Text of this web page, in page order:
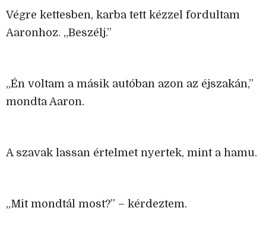
Végre kettesben, karba tett kézzel fordultam
Aaronhoz. „Beszélj.”
„Én voltam a másik autóban azon az éjszakán,”
mondta Aaron.
A szavak lassan értelmet nyertek, mint a hamu.
„Mit mondtál most?” – kérdeztem.